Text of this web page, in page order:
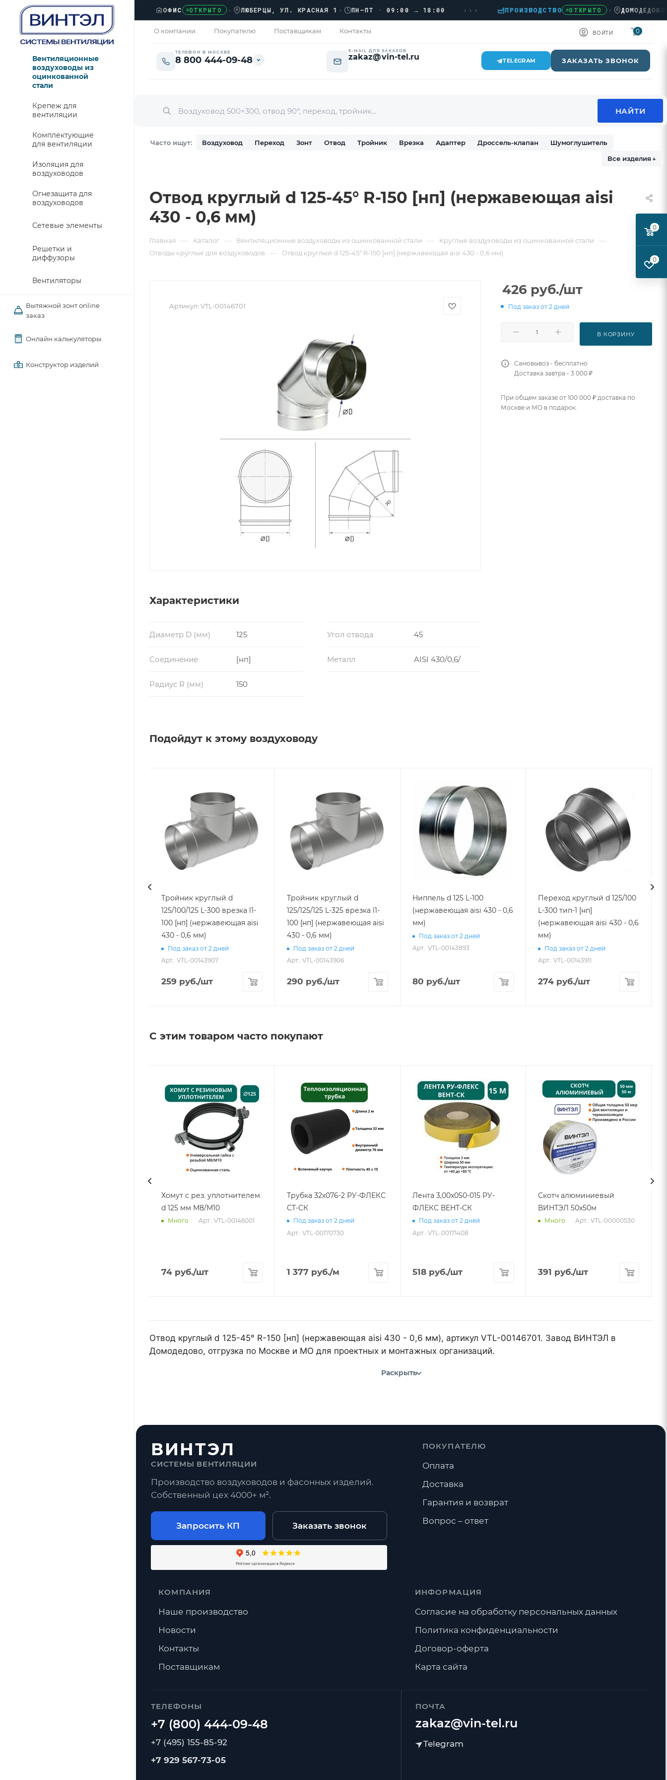
ОФИС ОТКРЫТО › ЛЮБЕРЦЫ, УЛ. КРАСНАЯ 1› ПН–ПТ · 09:00 → 18:00 ››› ПРОИЗВОДСТВО ОТКРЫТО › ДОМОДЕДОВО,
О компании Покупателю Поставщикам Контакты ВОЙТИ 0
ТЕЛЕФОН В МОСКВЕ
8 800 444-09-48
E-MAIL ДЛЯ ЗАКАЗОВ
zakaz@vin-tel.ru TELEGRAM ЗАКАЗАТЬ ЗВОНОК
Часто ищут: Воздуховод Переход Зонт Отвод Тройник Врезка Адаптер Дроссель-клапан
Шумоглушитель
Все изделия ↓
Вентиляционные
воздуховоды из
оцинкованной
стали
Крепеж для
вентиляции
Комплектующие
для вентиляции
Изоляция для
воздуховодов
Огнезащита для
воздуховодов
Сетевые элементы
Решетки и
диффузоры
Вентиляторы
Вытяжной зонт online
заказ
Онлайн калькуляторы
Конструктор изделий
Отвод круглый d 125-45° R-150 [нп] (нержавеющая aisi
430 - 0,6 мм)
Главная — Каталог — Вентиляционные воздуховоды из оцинкованной стали — Круглые воздуховоды из оцинкованной стали —
Отводы круглые для воздуховодов — Отвод круглый d 125-45° R-150 [нп] (нержавеющая aisi 430 - 0,6 мм)
Артикул: VTL-00146701
Характеристики
Диаметр D (мм) 125 Угол отвода 45
Соединение [нп] Металл AISI 430/0,6/
Радиус R (мм) 150
426 руб./шт
Под заказ от 2 дней
В КОРЗИНУ
Самовывоз - бесплатно
Доставка завтра - 3 000 ₽
При общем заказе от 100 000 ₽ доставка по
Москве и МО в подарок.
Подойдут к этому воздуховоду
Тройник круглый d
125/100/125 L-300 врезка l1-
100 [нп] (нержавеющая aisi
430 - 0,6 мм)
Под заказ от 2 дней
Арт.: VTL-00143907
259 руб./шт
Тройник круглый d
125/125/125 L-325 врезка l1-
100 [нп] (нержавеющая aisi
430 - 0,6 мм)
Под заказ от 2 дней
Арт.: VTL-00143906
290 руб./шт
Ниппель d 125 L-100
(нержавеющая aisi 430 - 0,6
мм)
Под заказ от 2 дней
Арт.: VTL-00143893
80 руб./шт
Переход круглый d 125/100
L-300 тип-1 [нп]
(нержавеющая aisi 430 - 0,6
мм)
Под заказ от 2 дней
Арт.: VTL-00143911
274 руб./шт
С этим товаром часто покупают
Хомут с рез. уплотнителем
d 125 мм М8/М10
Много Арт.: VTL-00146001
74 руб./шт
Трубка 32х076-2 РУ-ФЛЕКС
СТ-СК
Под заказ от 2 дней
Арт.: VTL-00170730
1 377 руб./м
Лента 3,00х050-015 РУ-
ФЛЕКС ВЕНТ-СК
Под заказ от 2 дней
Арт.: VTL-00171408
518 руб./шт
Скотч алюминиевый
ВИНТЭЛ 50х50м
Много Арт.: VTL-00000530
391 руб./шт
Отвод круглый d 125-45° R-150 [нп] (нержавеющая aisi 430 - 0,6 мм), артикул VTL-00146701. Завод ВИНТЭЛ в
Домодедово, отгрузка по Москве и МО для проектных и монтажных организаций.
Раскрыть
ВИНТЭЛ
СИСТЕМЫ ВЕНТИЛЯЦИИ
Производство воздуховодов и фасонных изделий.
Собственный цех 4000+ м².
Запросить КП Заказать звонок
ТЕЛЕФОНЫ
+7 (495) 155-85-92
+7 929 567-73-05
ПОЧТА
zakaz@vin-tel.ru
ПОКУПАТЕЛЮ
Оплата
Доставка
Гарантия и возврат
Вопрос – ответ
КОМПАНИЯ
Наше производство
Новости
Контакты
Поставщикам
ИНФОРМАЦИЯ
Согласие на обработку персональных данных
Политика конфиденциальности
Договор-оферта
Карта сайта
0
0